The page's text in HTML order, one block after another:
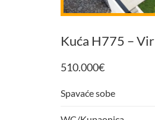
Kuća H775 – Vir
510.000€
Spavaće sobe